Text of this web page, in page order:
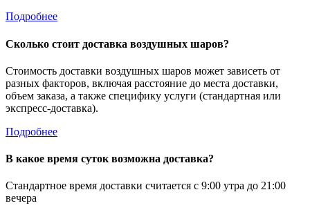
Подробнее
Сколько стоит доставка воздушных шаров?
Стоимость доставки воздушных шаров может зависеть от
разных факторов, включая расстояние до места доставки,
объем заказа, а также специфику услуги (стандартная или
экспресс-доставка).
Подробнее
В какое время суток возможна доставка?
Стандартное время доставки считается с 9:00 утра до 21:00
вечера